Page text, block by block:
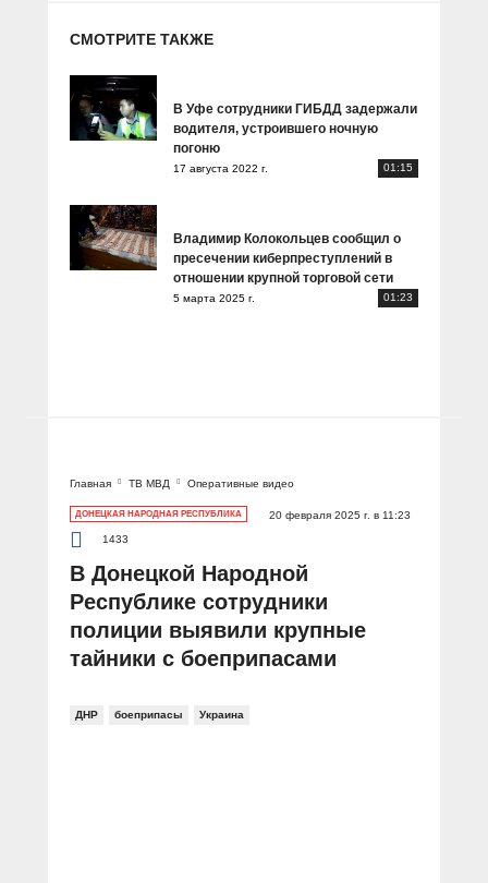
СМОТРИТЕ ТАКЖЕ
В Уфе сотрудники ГИБДД задержали
водителя, устроившего ночную
погоню
17 августа 2022 г. 01:15
Владимир Колокольцев сообщил о
пресечении киберпреступлений в
отношении крупной торговой сети
5 марта 2025 г. 01:23
Главная ТВ МВД Оперативные видео
ДОНЕЦКАЯ НАРОДНАЯ РЕСПУБЛИКА
20 февраля 2025 г. в 11:23
1433
В Донецкой Народной
Республике сотрудники
полиции выявили крупные
тайники с боеприпасами
ДНР боеприпасы Украина